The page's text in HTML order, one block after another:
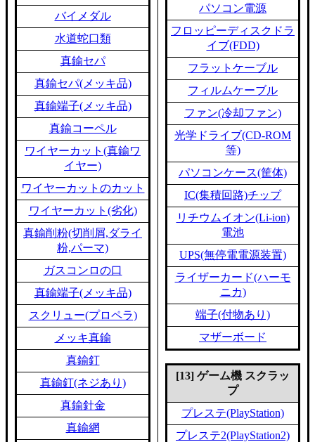
バイメダル
水道蛇口類
真鍮セパ
真鍮セパ(メッキ品)
真鍮端子(メッキ品)
真鍮コーペル
ワイヤーカット(真鍮ワ
イヤー)
ワイヤーカットのカット
ワイヤーカット(劣化)
真鍮削粉(切削屑,ダライ
粉,パーマ)
ガスコンロの口
真鍮端子(メッキ品)
スクリュー(プロペラ)
メッキ真鍮
真鍮釘
真鍮釘(ネジあり)
真鍮針金
真鍮網
パソコン電源
フロッピーディスクドラ
イブ(FDD)
フラットケーブル
フィルムケーブル
ファン(冷却ファン)
光学ドライブ(CD-ROM
等)
パソコンケース(筐体)
IC(集積回路)チップ
リチウムイオン(Li-ion)
電池
UPS(無停電電源装置)
ライザーカード(ハーモ
ニカ)
端子(付物あり)
マザーボード
[13] ゲーム機 スクラッ
プ
プレステ(PlayStation)
プレステ2(PlayStation2)